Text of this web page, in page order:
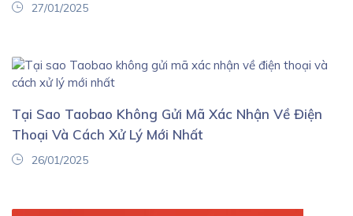
27/01/2025
Tại Sao Taobao Không Gửi Mã Xác Nhận Về Điện
Thoại Và Cách Xử Lý Mới Nhất
26/01/2025